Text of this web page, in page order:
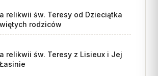
relikwii św. Teresy od Dzieciątka
rodziców
relikwii św. Teresy z Lisieux i Jej